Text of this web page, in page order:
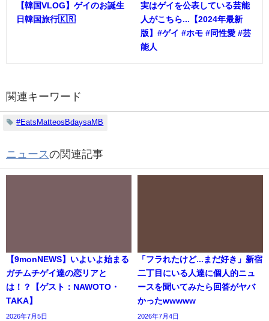
【韓国VLOG】ゲイのお誕生
日韓国旅行🇰🇷
実はゲイを公表している芸能
人がこちら...【2024年最新
版】#ゲイ #ホモ #同性愛 #芸
能人
関連キーワード
#EatsMatteosBdaysaMB
ニュースの関連記事
【9monNEWS】いよいよ始まる
ガチムチゲイ達の恋リアと
は！？【ゲスト：NAWOTO・
TAKA】
2026年7月5日
「フラれたけど...まだ好き」新宿
二丁目にいる人達に個人的ニュ
ースを聞いてみたら回答がヤバ
かったwwwww
2026年7月4日